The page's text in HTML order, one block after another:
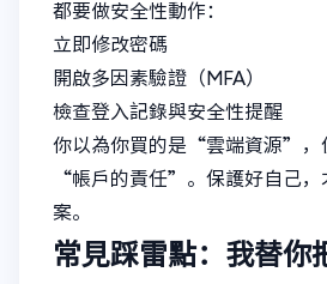
都要做安全性動作：
立即修改密碼
開啟多因素驗證（MFA）
檢查登入記錄與安全性提醒
你以為你買的是“雲端資源”，
“帳戶的責任”。保護好自己，
案。
常見踩雷點：我替你